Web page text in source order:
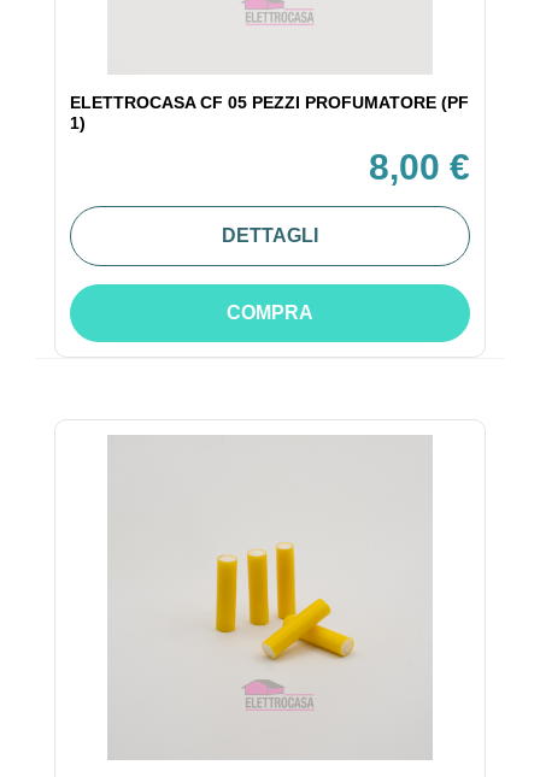
ELETTROCASA CF 05 PEZZI PROFUMATORE (PF
1)
8,00 €
DETTAGLI
COMPRA